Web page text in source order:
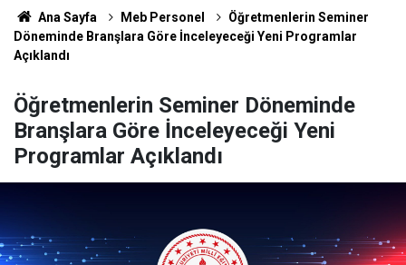
Ana Sayfa Meb Personel
Öğretmenlerin Seminer
Döneminde Branşlara Göre İnceleyeceği Yeni Programlar
Açıklandı
Öğretmenlerin Seminer Döneminde
Branşlara Göre İnceleyeceği Yeni
Programlar Açıklandı